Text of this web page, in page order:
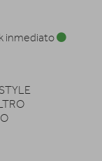
inmediato